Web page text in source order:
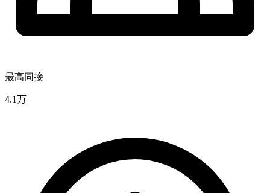
最高同接
4.1万